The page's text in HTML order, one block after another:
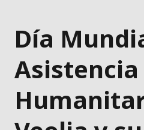
Día
Asistencia